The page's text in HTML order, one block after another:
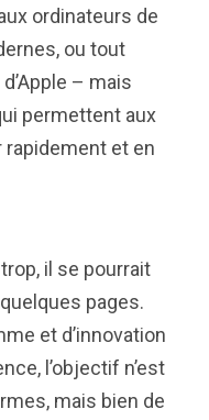
ordinateurs de
ou tout
– mais
permettent aux
et en
il se pourrait
pages.
et d’innovation
l’objectif n’est
mais bien de